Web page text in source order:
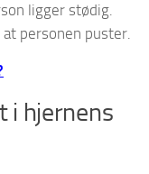
ligger stødig.
personen puster.
i hjernens